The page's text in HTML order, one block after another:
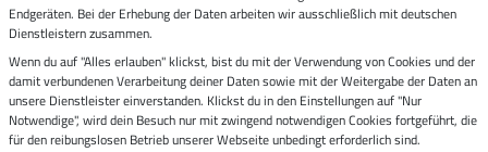
Sicher bezahlen mit
Rechnung Vorkasse
Impressum
Endgeräten. Bei der Erhebung der Daten arbeiten wir ausschließlich mit deutschen
Dienstleistern zusammen.
Wenn du auf "Alles erlauben" klickst, bist du mit der Verwendung von Cookies und der
damit verbundenen Verarbeitung deiner Daten sowie mit der Weitergabe der Daten an
unsere Dienstleister einverstanden. Klickst du in den Einstellungen auf "Nur
Notwendige", wird dein Besuch nur mit zwingend notwendigen Cookies fortgeführt, die
für den reibungslosen Betrieb unserer Webseite unbedingt erforderlich sind.